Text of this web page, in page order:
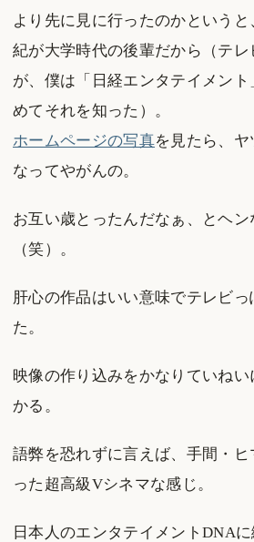
より先に見に行ったのかという
紀が大学時代の後輩だから（テ
が、僕は「日経エンタテイメン
めてそれを知った）。
ホームページの写真を見たら、ヤ
なってやがんの。
お互い歳とったんだなぁ、とヘ
（笑）。
肝心の作品はいい意味でテレビっ
た。
映像の作り込みをかなりていね
かる。
語弊を恐れずに言えば、手間・
った超高級Vシネマな感じ。
日本人のエンタテイメントDNA